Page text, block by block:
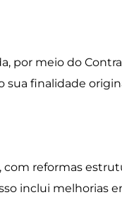
por meio do
sua finalidade
reformas
inclui melhorias